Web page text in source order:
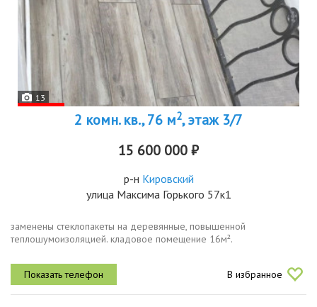
13
2 комн. кв., 76 м2, этаж 3/7
15 600 000 ₽
р-н Кировский
улица Максима Горького 57к1
заменены стеклопакеты на деревянные, повышенной
теплошумоизоляцией. кладовое помещение 16м².
В избранное